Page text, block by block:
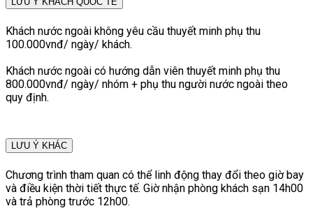
Khách nước ngoài không yêu cầu thuyết minh phụ thu
100.000vnđ/ ngày/ khách.
Khách nước ngoài có hướng dẫn viên thuyết minh phụ thu
800.000vnđ/ ngày/ nhóm + phụ thu người nước ngoài theo
quy định.
LƯU Ý KHÁC
Chương trình tham quan có thể linh động thay đổi theo giờ bay
và điều kiện thời tiết thực tế. Giờ nhận phòng khách sạn 14h00
và trả phòng trước 12h00.